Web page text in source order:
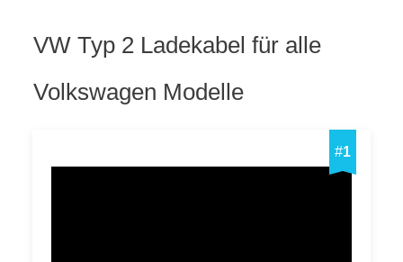
VW Typ 2 Ladekabel für alle
Volkswagen Modelle
#1